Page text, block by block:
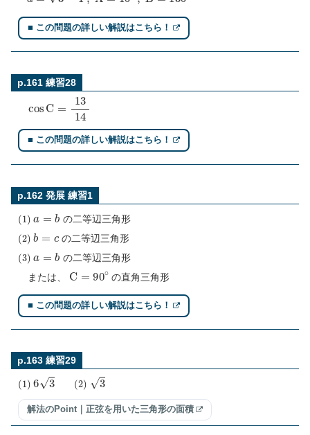
■ この問題の詳しい解説はこちら！
p.161 練習28
C 14
■ この問題の詳しい解説はこちら！
p.162 発展 練習1
( 1 の二等辺三角形
( 2 の二等辺三角形
( 3
の二等辺三角形
または、
C 90 ∘ の直角三角形
■ この問題の詳しい解説はこちら！
p.163 練習29
( 1) 6 3 (2) 3
解法のPoint｜正弦を用いた三角形の面積